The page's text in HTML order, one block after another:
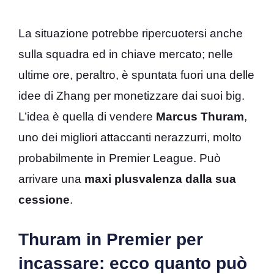
La situazione potrebbe ripercuotersi anche
sulla squadra ed in chiave mercato; nelle
ultime ore, peraltro, è spuntata fuori una delle
idee di Zhang per monetizzare dai suoi big.
L’idea è quella di vendere Marcus Thuram,
uno dei migliori attaccanti nerazzurri, molto
probabilmente in Premier League. Può
arrivare una maxi plusvalenza dalla sua
cessione.
Thuram in Premier per
incassare: ecco quanto può